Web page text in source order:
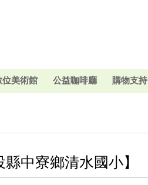
位美術館 公益咖啡廳 購物支持
中寮鄉清水國小】